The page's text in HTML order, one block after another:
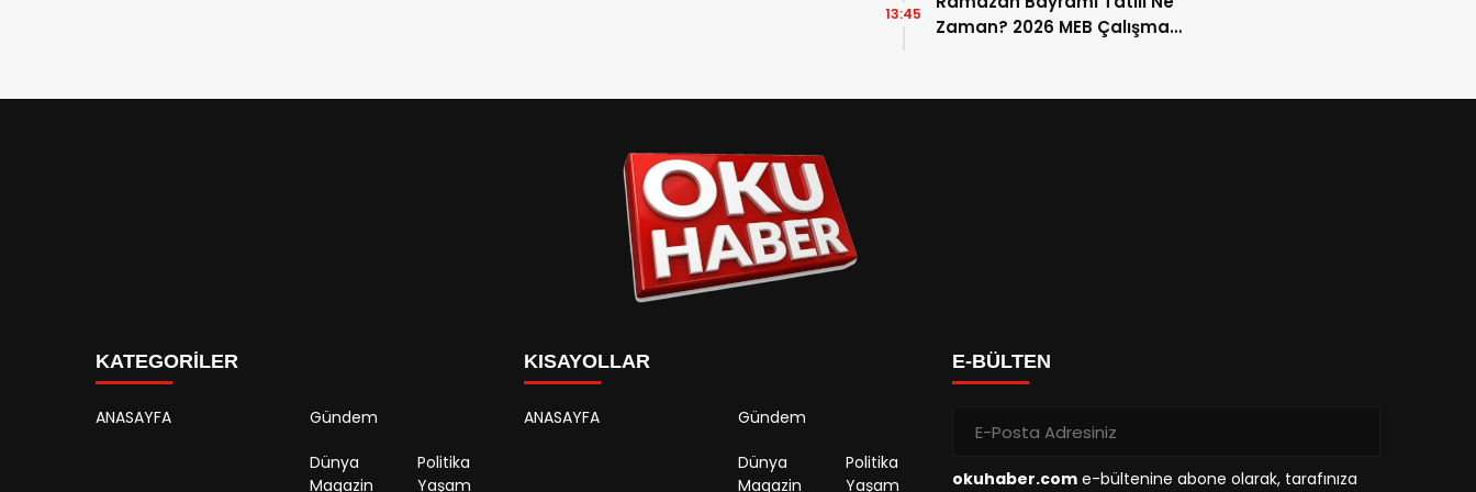
Zaman? 2026 MEB Çalışma
13:45
KATEGORİLER
ANASAYFA Gündem
Dünya
Politika
Magazin
Yaşam
KISAYOLLAR
ANASAYFA Gündem
Dünya
Politika
Magazin
Yaşam
E-BÜLTEN
okuhaber.com e-bültenine abone olarak, tarafınıza